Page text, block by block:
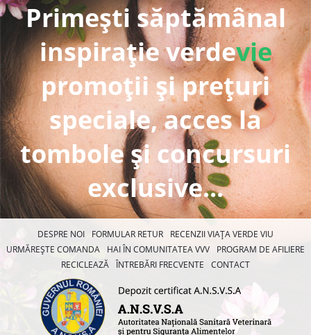
Primești săptămânal
inspirație verdevie
promoții și prețuri
speciale, acces la
tombole și concursuri
exclusive...
DESPRE NOI FORMULAR RETUR
RECENZII VIAȚA VERDE VIU
URMĂREȘTE COMANDA
HAI ÎN COMUNITATEA VVV
PROGRAM DE AFILIERE
RECICLEAZĂ ÎNTREBĂRI FRECVENTE CONTACT